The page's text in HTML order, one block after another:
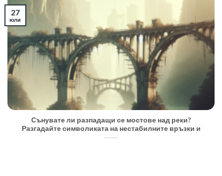
Сънувате ли разпадащи се мостове над реки?
Разгадайте символиката на нестабилните връзки и
27
юли